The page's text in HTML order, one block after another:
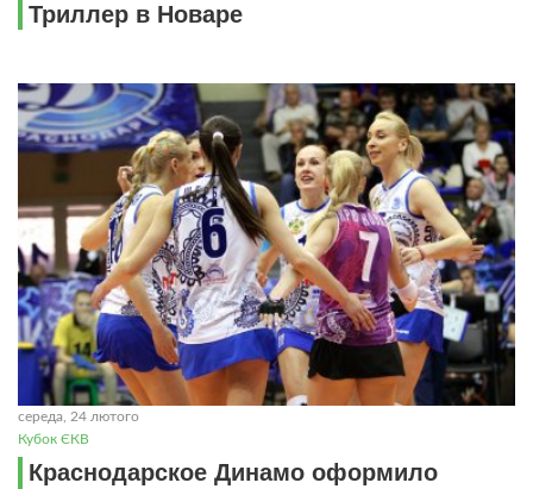
Триллер в Новаре
середа, 24 лютого
Кубок ЄКВ
Краснодарское Динамо оформило